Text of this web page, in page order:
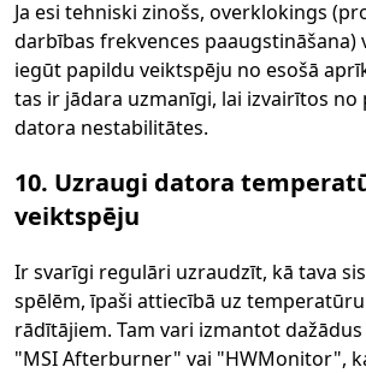
Ja esi tehniski zinošs, overklokings
darbības frekvences paaugstināšana)
iegūt papildu veiktspēju no esošā
tas ir jādara uzmanīgi, lai izvairītos no
datora nestabilitātes.
10. Uzraugi datora
veiktspēju
Ir svarīgi regulāri uzraudzīt, kā tava
spēlēm, īpaši attiecībā uz temperatūru
rādītājiem. Tam vari izmantot
"MSI Afterburner" vai "HWMonitor",